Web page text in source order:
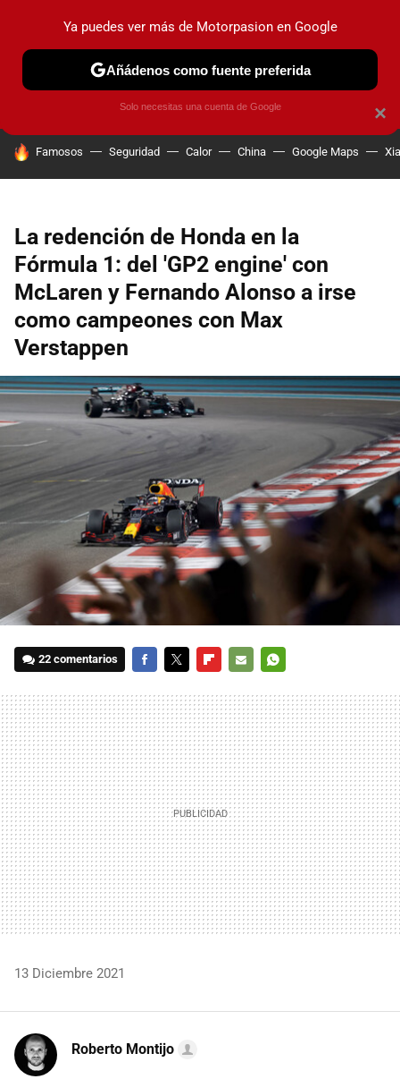
PRUEBAS COCHES ELÉCTRICOS OBSERVATORIO
HOY SE HABLA DE
Famosos Seguridad Calor China Google Maps
La redención de Honda en la
Fórmula 1: del 'GP2 engine' con
McLaren y Fernando Alonso a irse
como campeones con Max
Verstappen
22 comentarios
MAIL
13 Diciembre 2021
Roberto Montijo
×
Ya puedes ver más de Motorpasion en Google
Añádenos como fuente preferida
Solo necesitas una cuenta de Google